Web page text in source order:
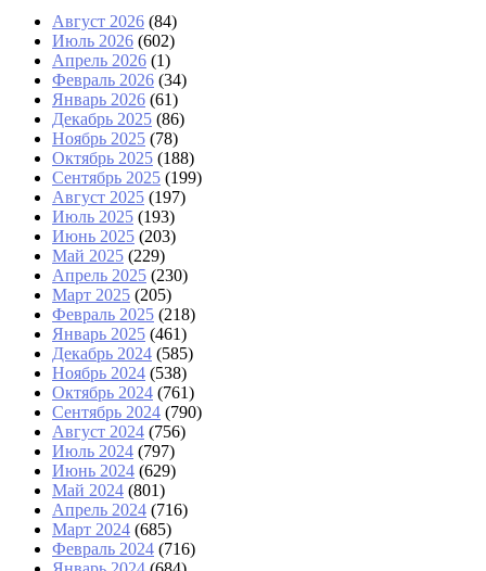
Август 2026 (84)
Июль 2026 (602)
Апрель 2026 (1)
Февраль 2026 (34)
Январь 2026 (61)
Декабрь 2025 (86)
Ноябрь 2025 (78)
Октябрь 2025 (188)
Сентябрь 2025 (199)
Август 2025 (197)
Июль 2025 (193)
Июнь 2025 (203)
Май 2025 (229)
Апрель 2025 (230)
Март 2025 (205)
Февраль 2025 (218)
Январь 2025 (461)
Декабрь 2024 (585)
Ноябрь 2024 (538)
Октябрь 2024 (761)
Сентябрь 2024 (790)
Август 2024 (756)
Июль 2024 (797)
Июнь 2024 (629)
Май 2024 (801)
Апрель 2024 (716)
Март 2024 (685)
Февраль 2024 (716)